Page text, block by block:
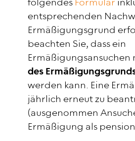
entsprechenden
Ermäßigungsgrund
beachten Sie, dass ein
Ermäßigungsansuchen
des
werden kann. Eine
jährlich erneut zu
(ausgenommen
Ermäßigung als